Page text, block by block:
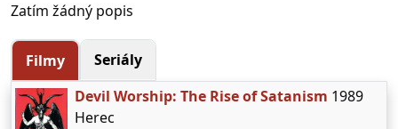
Zatím žádný popis
Filmy
Seriály
Devil Worship: The Rise of Satanism 1989
Herec